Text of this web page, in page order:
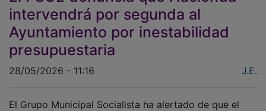
intervendrá por segunda al
Ayuntamiento por inestabilidad
presupuestaria
28/05/2026 - 11:16 J.E.
El Grupo Municipal Socialista ha alertado de que el